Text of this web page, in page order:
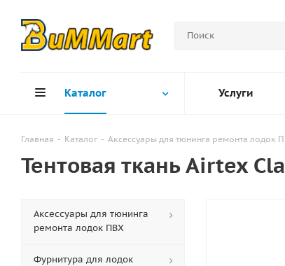
Каталог Услуги
Главная - Каталог - Аксессуары для тюнинга ремонта лодок
Тентовая ткань Airtex
Аксессуары для тюнинга
ремонта лодок ПВХ
Фурнитура для лодок